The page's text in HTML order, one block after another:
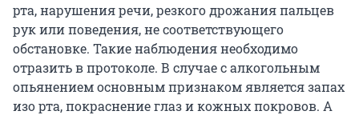
рта, нарушения речи, резкого дрожания пальцев
рук или поведения, не соответствующего
обстановке. Такие наблюдения необходимо
отразить в протоколе. В случае с алкогольным
опьянением основным признаком является запах
изо рта, покраснение глаз и кожных покровов. А